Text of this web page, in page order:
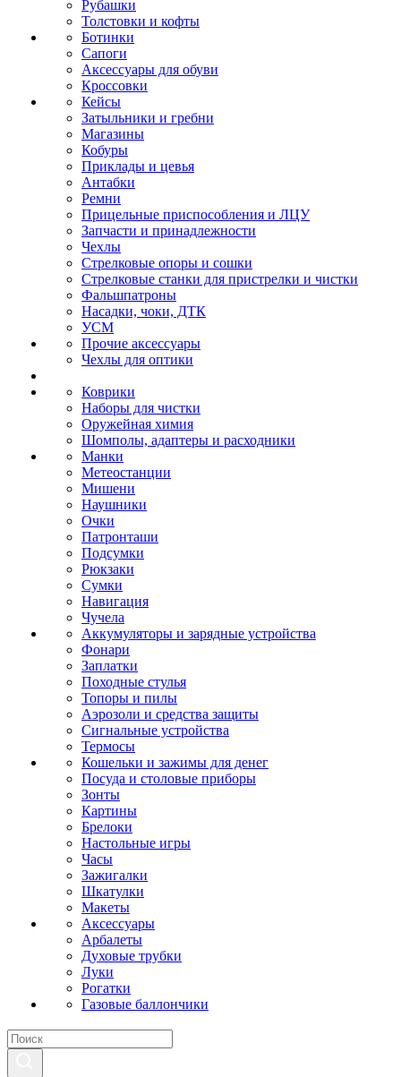
Рубашки
Толстовки и кофты
Ботинки
Сапоги
Аксессуары для обуви
Кроссовки
Кейсы
Затыльники и гребни
Магазины
Кобуры
Приклады и цевья
Антабки
Ремни
Прицельные приспособления и ЛЦУ
Запчасти и принадлежности
Чехлы
Стрелковые опоры и сошки
Стрелковые станки для пристрелки и чистки
Фальшпатроны
Насадки, чоки, ДТК
УСМ
Прочие аксессуары
Чехлы для оптики
Коврики
Наборы для чистки
Оружейная химия
Шомполы, адаптеры и расходники
Манки
Метеостанции
Мишени
Наушники
Очки
Патронташи
Подсумки
Рюкзаки
Сумки
Навигация
Чучела
Аккумуляторы и зарядные устройства
Фонари
Заплатки
Походные стулья
Топоры и пилы
Аэрозоли и средства защиты
Сигнальные устройства
Термосы
Кошельки и зажимы для денег
Посуда и столовые приборы
Зонты
Картины
Брелоки
Настольные игры
Часы
Зажигалки
Шкатулки
Макеты
Аксессуары
Арбалеты
Духовые трубки
Луки
Рогатки
Газовые баллончики